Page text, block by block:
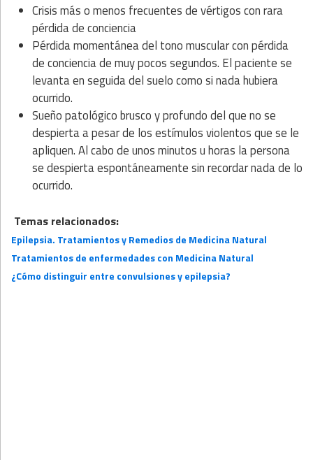
Crisis más o menos frecuentes de vértigos con rara
pérdida de conciencia
Pérdida momentánea del tono muscular con pérdida
de conciencia de muy pocos segundos. El paciente se
levanta en seguida del suelo como si nada hubiera
ocurrido.
Sueño patológico brusco y profundo del que no se
despierta a pesar de los estímulos violentos que se le
apliquen. Al cabo de unos minutos u horas la persona
se despierta espontáneamente sin recordar nada de lo
ocurrido.
Temas relacionados:
Epilepsia. Tratamientos y Remedios de Medicina Natural
Tratamientos de enfermedades con Medicina Natural
¿Cómo distinguir entre convulsiones y epilepsia?